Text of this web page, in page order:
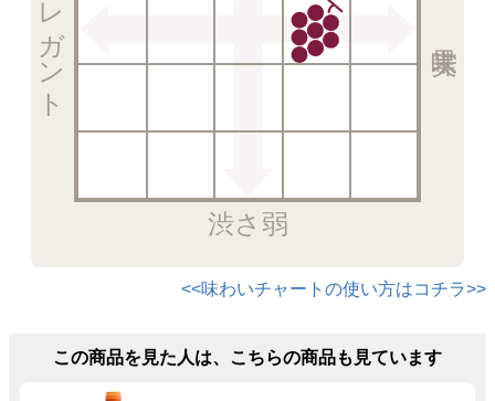
渋さ弱
<<味わいチャートの使い方はコチラ>>
この商品を見た人は、こちらの商品も見ています